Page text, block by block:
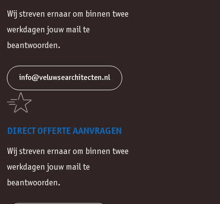
Wij streven ernaar om binnen twee
werkdagen jouw mail te
beantwoorden.
info@veluwsearchitecten.nl
DIRECT OFFERTE AANVRAGEN
Wij streven ernaar om binnen twee
werkdagen jouw mail te
beantwoorden.